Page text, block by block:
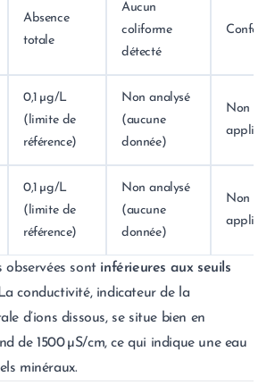
Absence
totale
Aucun
coliforme
détecté
0,1 µg/L
(limite de
référence)
Non analysé
(aucune
donnée)
Non
0,1 µg/L
(limite de
référence)
Non analysé
(aucune
donnée)
Non
observées sont inférieures aux seuils
conductivité, indicateur de la
d’ions dissous, se situe bien en
de 1500 µS/cm, ce qui indique une eau
minéraux.